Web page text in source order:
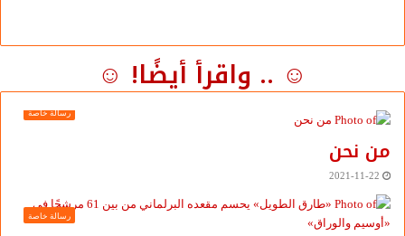
☺ .. واقرأ أيضًا! ☺
رسالة خاصة
من نحن
2021-11-22
رسالة خاصة